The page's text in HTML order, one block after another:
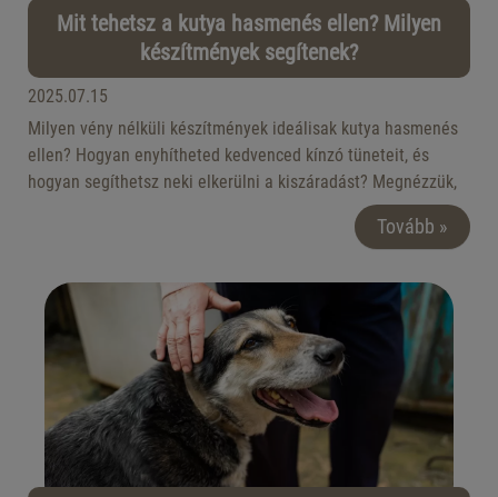
Mit tehetsz a kutya hasmenés ellen? Milyen
készítmények segítenek?
2025.07.15
Milyen vény nélküli készítmények ideálisak kutya hasmenés
ellen? Hogyan enyhítheted kedvenced kínzó tüneteit, és
hogyan segíthetsz neki elkerülni a kiszáradást? Megnézzük,
mire lehet szükséged, ha kutyusod gyomra rendetlenkedik, és
mikor jön el az a pillanat, amikor már mindenképp állatorvosi
Tovább »